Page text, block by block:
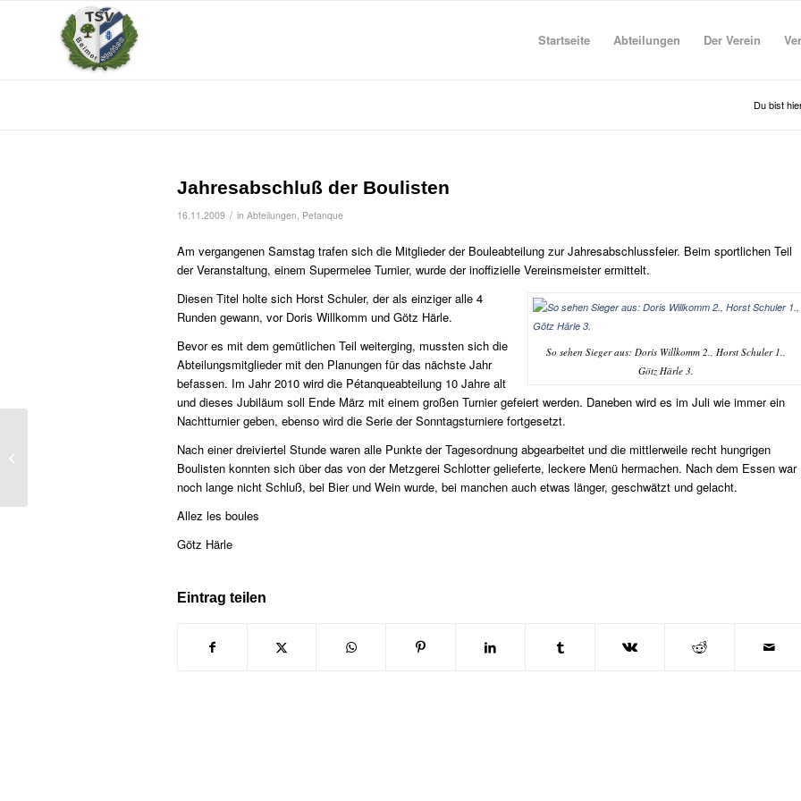
Startseite Abteilungen Der Verein
Du bist
Jahresabschluß der Boulisten
16.11.2009 / in Abteilungen, Petanque
Am vergangenen Samstag trafen sich die Mitglieder der Bouleabteilung zur Jahresabschlussfeier. Beim sportlichen Teil
der Veranstaltung, einem Supermelee Turnier, wurde der inoffizielle Vereinsmeister ermittelt.
So sehen Sieger aus: Doris Willkomm 2., Horst Schuler 1.,
Götz Härle 3.
Diesen Titel holte sich Horst Schuler, der als einziger alle 4
Runden gewann, vor Doris Willkomm und Götz Härle.
Bevor es mit dem gemütlichen Teil weiterging, mussten sich die
Abteilungsmitglieder mit den Planungen für das nächste Jahr
befassen. Im Jahr 2010 wird die Pétanqueabteilung 10 Jahre alt
und dieses Jubiläum soll Ende März mit einem großen Turnier gefeiert werden. Daneben wird es im Juli wie immer ein
Nachtturnier geben, ebenso wird die Serie der Sonntagsturniere fortgesetzt.
Nach einer dreiviertel Stunde waren alle Punkte der Tagesordnung abgearbeitet und die mittlerweile recht hungrigen
Boulisten konnten sich über das von der Metzgerei Schlotter gelieferte, leckere Menü hermachen. Nach dem Essen war
noch lange nicht Schluß, bei Bier und Wein wurde, bei manchen auch etwas länger, geschwätzt und gelacht.
Allez les boules
Götz Härle
Eintrag teilen
Probleme mit Internet Explorer vom